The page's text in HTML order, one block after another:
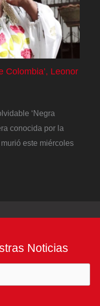
Colombia’, Leonor
‘Negra
conocida por la
este miércoles
Noticias